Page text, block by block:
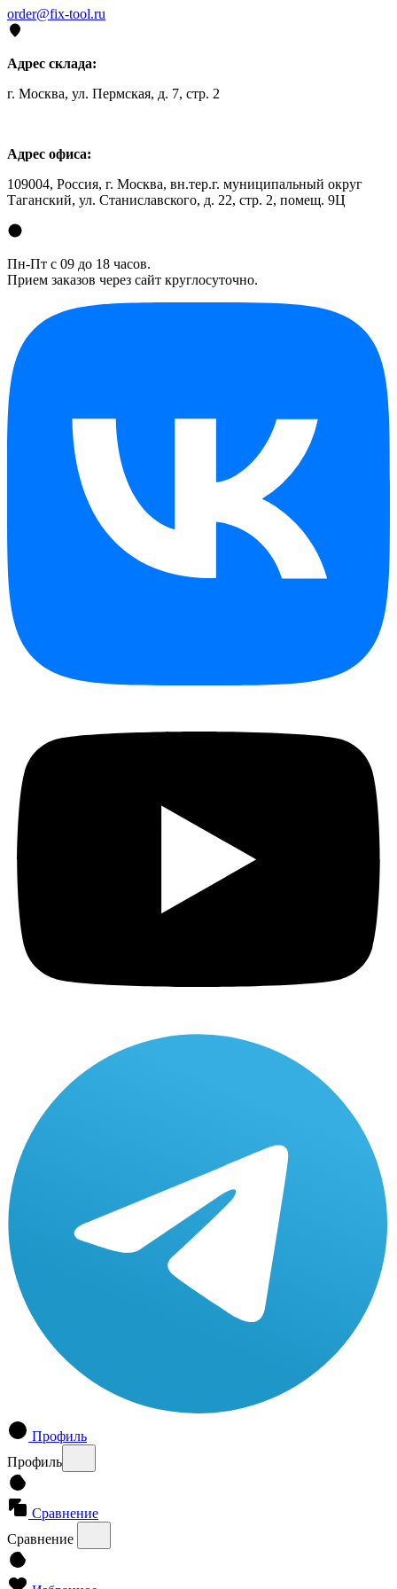
order@fix-tool.ru
Адрес склада:
г. Москва, ул. Пермская, д. 7, стр. 2
Адрес офиса:
109004, Россия, г. Москва, вн.тер.г. муниципальный округ
Таганский, ул. Станиславского, д. 22, стр. 2, помещ. 9Ц
Пн-Пт с 09 до 18 часов.
Прием заказов через сайт круглосуточно.
Профиль
Профиль
Сравнение
Сравнение